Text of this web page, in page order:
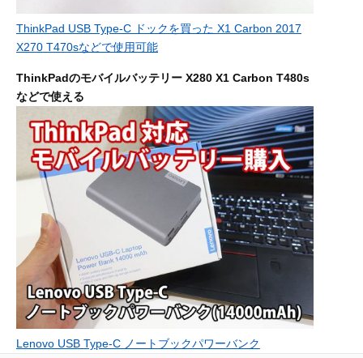
ThinkPad USB Type-C ドックを買った X1 Carbon 2017
X270 T470sなどで使用可能
ThinkPadのモバイルバッテリー X280 X1 Carbon T480s
などで使える
Lenovo USB Type-C ノートブックパワーバンク